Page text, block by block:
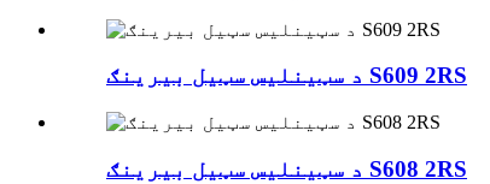
د سټینلیس سټیل بیرینګ S609 2RS
د سټینلیس سټیل بیرینګ S608 2RS